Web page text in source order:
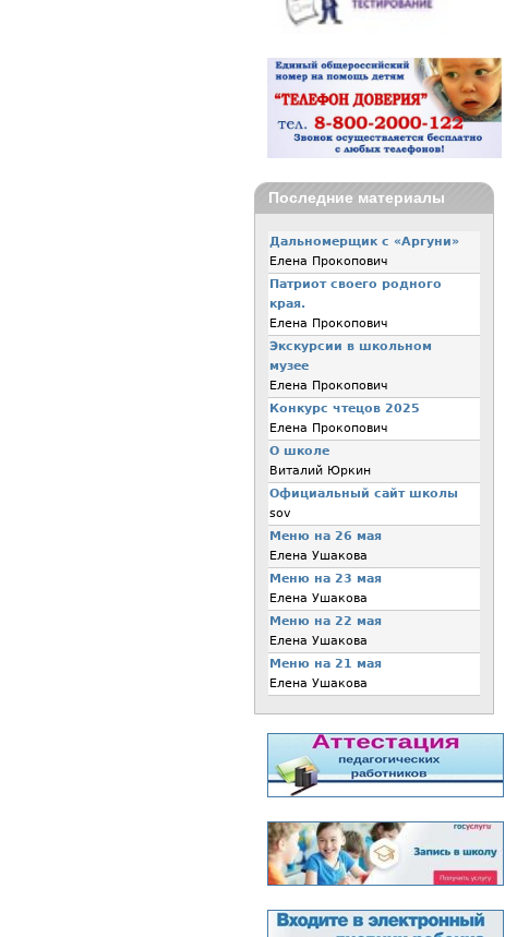
Последние материалы
Дальномерщик с «Аргуни»
Елена Прокопович
Патриот своего родного
края.
Елена Прокопович
Экскурсии в школьном
музее
Елена Прокопович
Конкурс чтецов 2025
Елена Прокопович
О школе
Виталий Юркин
Официальный сайт школы
sov
Меню на 26 мая
Елена Ушакова
Меню на 23 мая
Елена Ушакова
Меню на 22 мая
Елена Ушакова
Меню на 21 мая
Елена Ушакова